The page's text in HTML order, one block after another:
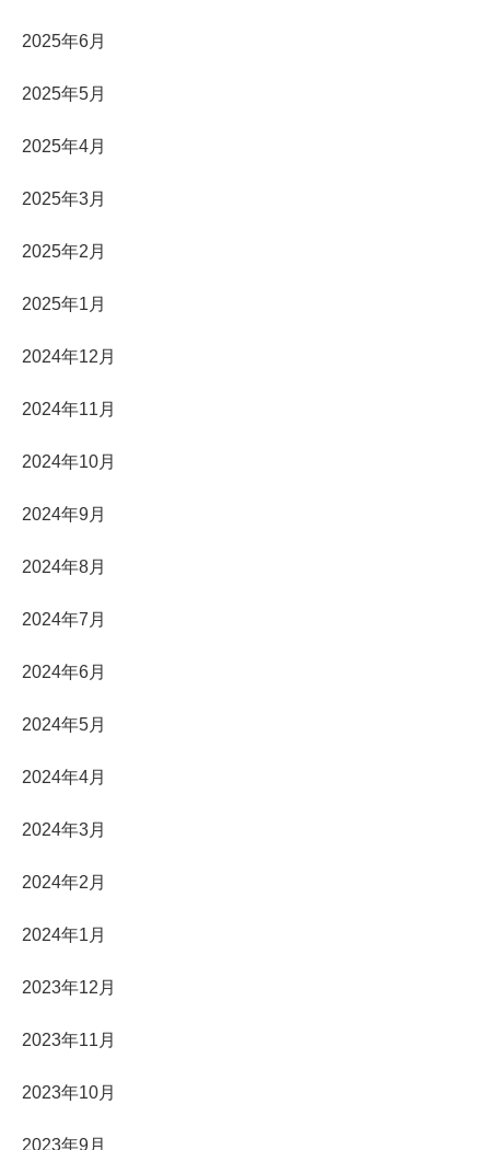
2025年6月
2025年5月
2025年4月
2025年3月
2025年2月
2025年1月
2024年12月
2024年11月
2024年10月
2024年9月
2024年8月
2024年7月
2024年6月
2024年5月
2024年4月
2024年3月
2024年2月
2024年1月
2023年12月
2023年11月
2023年10月
2023年9月